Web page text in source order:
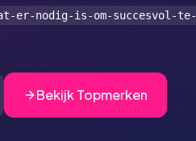
er-nodig-is-om-succesvol-te-
Bekijk Topmerken